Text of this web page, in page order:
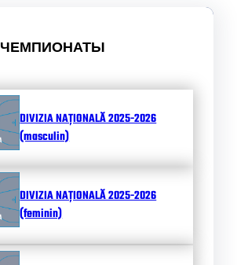
ЧЕМПИОНАТЫ
DIVIZIA NAȚIONALĂ 2025-2026
(masculin)
DIVIZIA NAȚIONALĂ 2025-2026
(feminin)